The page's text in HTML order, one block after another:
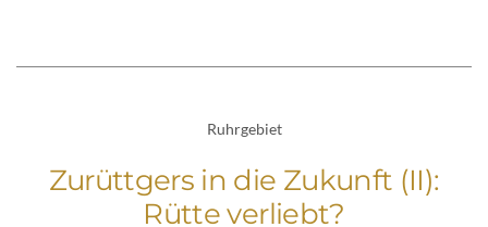
Ruhrgebiet
Zurüttgers in die Zukunft (II):
Rütte verliebt?